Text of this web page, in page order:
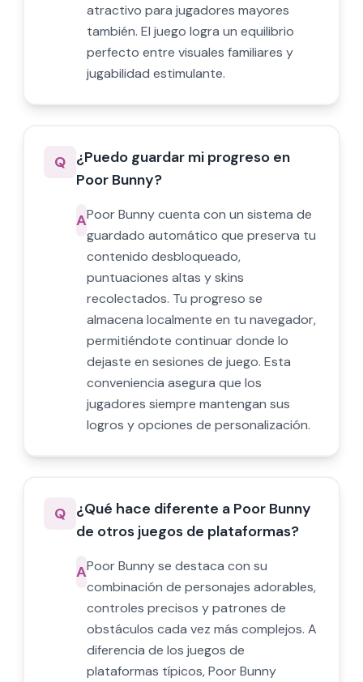
atractivo para jugadores mayores
también. El juego logra un equilibrio
perfecto entre visuales familiares y
jugabilidad estimulante.
Q ¿Puedo guardar mi progreso en
Poor Bunny?
APoor Bunny cuenta con un sistema de
guardado automático que preserva tu
contenido desbloqueado,
puntuaciones altas y skins
recolectados. Tu progreso se
almacena localmente en tu navegador,
permitiéndote continuar donde lo
dejaste en sesiones de juego. Esta
conveniencia asegura que los
jugadores siempre mantengan sus
logros y opciones de personalización.
Q ¿Qué hace diferente a Poor Bunny
de otros juegos de plataformas?
APoor Bunny se destaca con su
combinación de personajes adorables,
controles precisos y patrones de
obstáculos cada vez más complejos. A
diferencia de los juegos de
plataformas típicos, Poor Bunny